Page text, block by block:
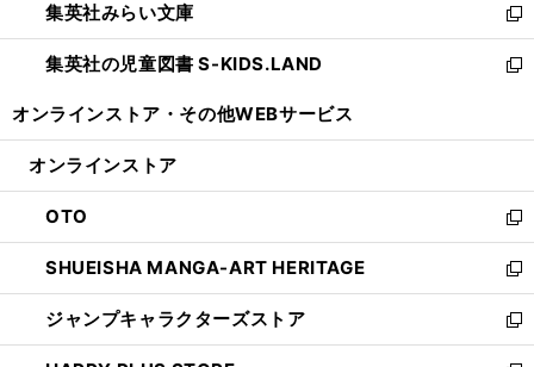
く
で
開
く
ド
ウ
で
ィ
ン
ド
開
集英社みらい文庫
新
し
い
ン
ウ
で
開
く
集英社の児童図書 S-KIDS.LAND
新
ウ
ン
ド
ウ
で
開
く
オンラインストア・ その他WEBサービス
オンラインストア
OTO
新
し
い
ウ
ィ
ン
SHUEISHA MANGA-ART HERITAGE
新
し
い
ウ
ジャンプキャラクターズストア
新
し